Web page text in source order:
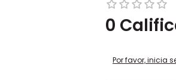
0
Por favor, inicia